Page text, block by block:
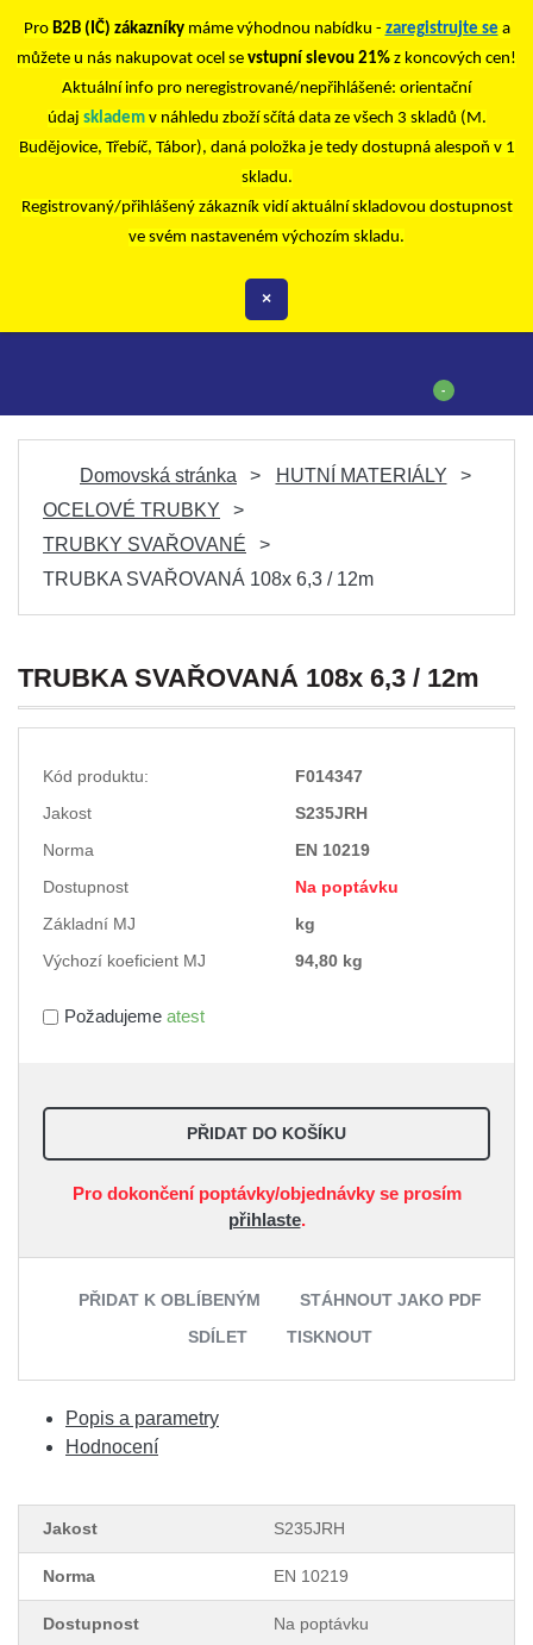
Pro B2B (IČ) zákazníkymáme výhodnou nabídku - zaregistrujte se a
můžete u nás nakupovat ocel se vstupní slevou 21% z koncových cen!
Aktuální info pro neregistrované/nepřihlášené: orientační
údaj skladem v náhledu zboží sčítá data ze všech 3 skladů (M.
Budějovice, Třebíč, Tábor), daná položka je tedy dostupná alespoň v 1
skladu.
Registrovaný/přihlášený zákazník vidí aktuální skladovou dostupnost
ve svém nastaveném výchozím skladu.
×
-
Domovská stránka
HUTNÍ MATERIÁLY
OCELOVÉ TRUBKY
TRUBKY SVAŘOVANÉ
TRUBKA SVAŘOVANÁ 108x 6,3 / 12m
TRUBKA SVAŘOVANÁ 108x 6,3 / 12m
Kód produktu:
F014347
Jakost
S235JRH
Norma
EN 10219
Dostupnost
Na poptávku
Základní MJ
kg
Výchozí koeficient MJ
94,80 kg
Požadujeme atest
PŘIDAT DO KOŠÍKU
Pro dokončení poptávky/objednávky se prosím
přihlaste.
PŘIDAT K OBLÍBENÝM
STÁHNOUT JAKO PDF
SDÍLET
TISKNOUT
Popis a parametry
Hodnocení
Jakost S235JRH
Norma EN 10219
Dostupnost Na poptávku